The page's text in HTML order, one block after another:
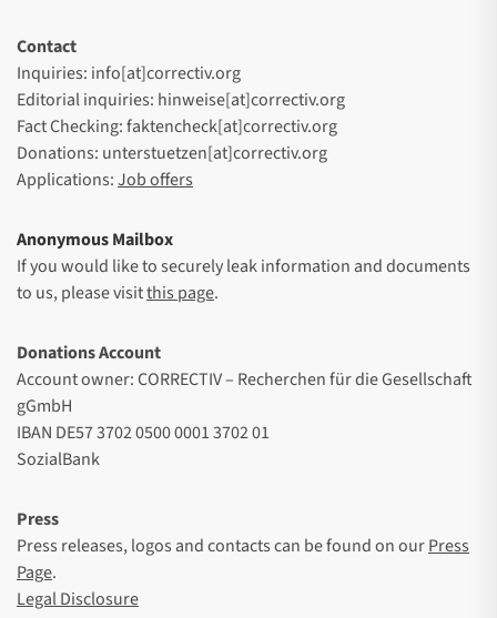
Contact
Inquiries: info[at]correctiv.org
Editorial inquiries: hinweise[at]correctiv.org
Fact Checking: faktencheck[at]correctiv.org
Donations: unterstuetzen[at]correctiv.org
Applications:Job offers
Anonymous Mailbox
If you would like to securely leak information and documents
to us, please visitthis page.
Donations Account
Account owner: CORRECTIV – Recherchen für die Gesellschaft
gGmbH
IBAN DE57 3702 0500 0001 3702 01
SozialBank
Press
Press releases, logos and contacts can be found on ourPress
Page.
Legal Disclosure